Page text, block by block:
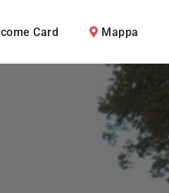
Card Mappa